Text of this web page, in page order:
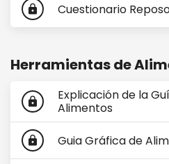
lock Cuestionario
Herramientas de
lock
Explicación de la
Alimentos
lock Guia Gráfica de